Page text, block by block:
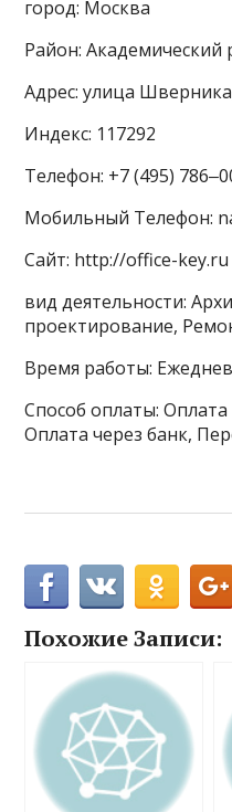
город: Москва
Район: Академический
Адрес: улица
Индекс: 117292
Телефон: +7 (495)
Мобильный Телефон:
Сайт: http://office-key.ru
вид деятельности:
проектирование,
Время работы:
Способ оплаты:
Оплата через банк,
Похожие Записи: